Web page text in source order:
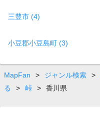
三豊市 (4)
小豆郡小豆島町 (3)
MapFan > ジャンル検索 >
る
> 峠 > 香川県